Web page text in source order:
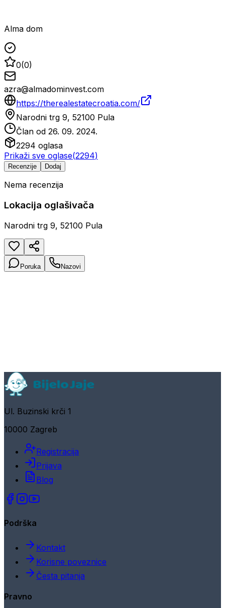
Alma dom
0(0)
azra@almadominvest.com
https://therealestatecroatia.com/
Narodni trg 9, 52100 Pula
Član od 26. 09. 2024.
2294 oglasa
Prikaži sve oglase(2294)
Recenzije Dodaj
Nema recenzija
Lokacija oglašivača
Narodni trg 9, 52100 Pula
Poruka Nazovi
Ul. Buzinski krči 1
10000 Zagreb
Registracija
Prijava
Blog
Podrška
Kontakt
Korisne poveznice
Česta pitanja
Pravno